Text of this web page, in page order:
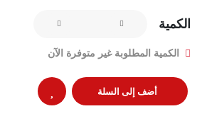
الكمية
الكمية المطلوبة غير متوفرة الآن
أضف إلى السلة